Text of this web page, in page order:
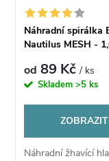
Náhradní spirálka
Nautilus MESH -
od 89 Kč/ ks
Skladem>5 ks
ZOBRAZIT
Náhradní žhavící